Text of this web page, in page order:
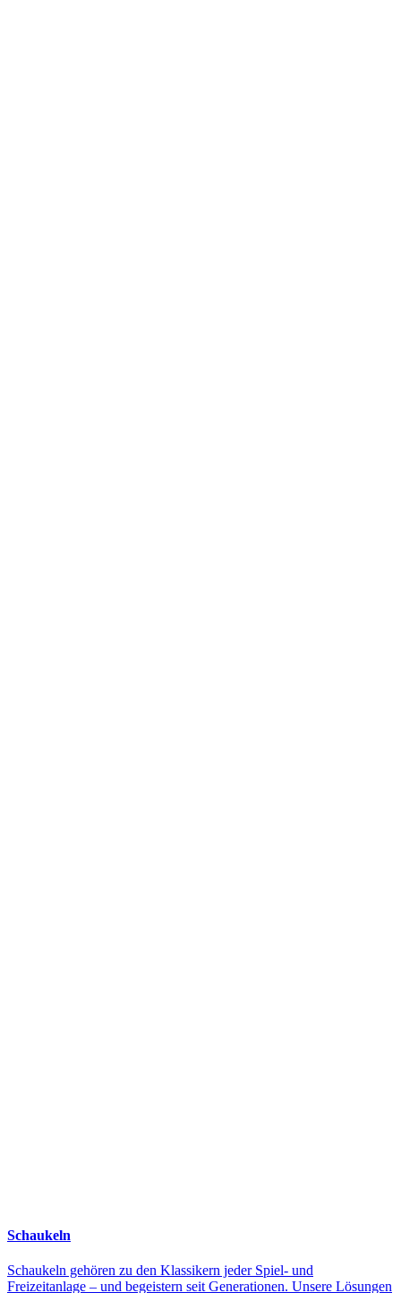
Schaukeln
Schaukeln gehören zu den Klassikern jeder Spiel- und
Freizeitanlage – und begeistern seit Generationen. Unsere Lösungen